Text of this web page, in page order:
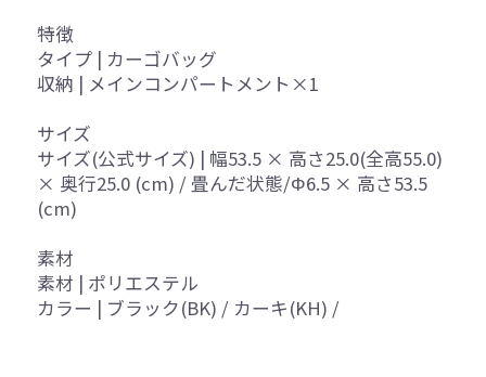
特徴
タイプ | カーゴバッグ
収納 | メインコンパートメント×1
サイズ
サイズ(公式サイズ) | 幅53.5 × 高さ25.0(全高55.0)
× 奥行25.0 (cm) / 畳んだ状態/Φ6.5 × 高さ53.5
(cm)
素材
素材 | ポリエステル
カラー | ブラック(BK) / カーキ(KH) /